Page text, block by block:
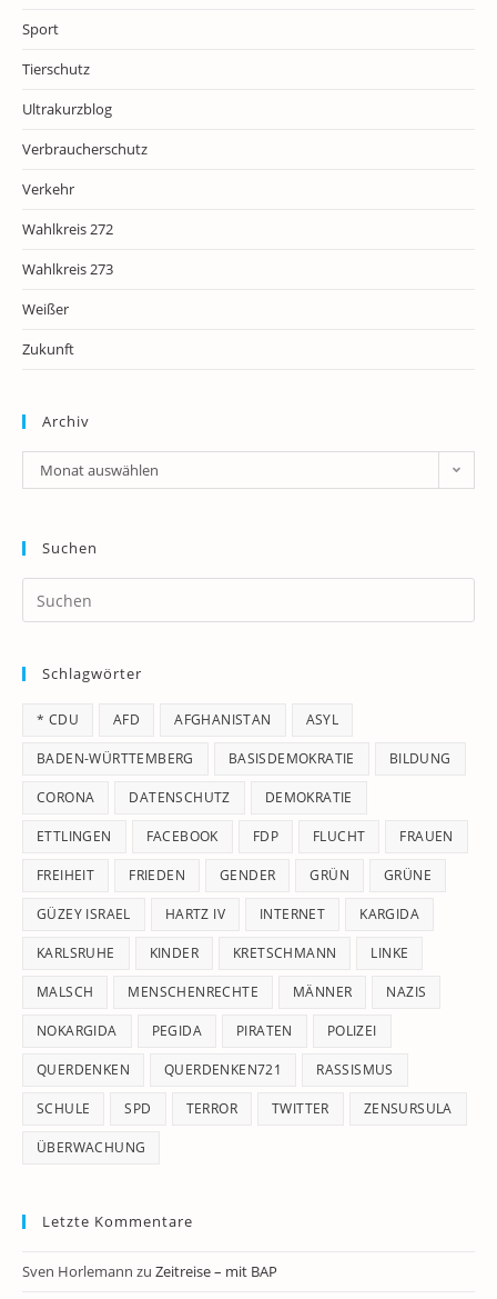
Sport
Tierschutz
Ultrakurzblog
Verbraucherschutz
Verkehr
Wahlkreis 272
Wahlkreis 273
Weißer
Zukunft
Archiv
Archiv
Monat auswählen
Suchen
Schlagwörter
* CDU AFD AFGHANISTAN ASYL
BADEN-WÜRTTEMBERG BASISDEMOKRATIE BILDUNG
CORONA DATENSCHUTZ DEMOKRATIE
ETTLINGEN FACEBOOK FDP FLUCHT FRAUEN
FREIHEIT FRIEDEN GENDER GRÜN GRÜNE
GÜZEY ISRAEL HARTZ IV INTERNET KARGIDA
KARLSRUHE KINDER KRETSCHMANN LINKE
MALSCH MENSCHENRECHTE MÄNNER NAZIS
NOKARGIDA PEGIDA PIRATEN POLIZEI
QUERDENKEN QUERDENKEN721 RASSISMUS
SCHULE SPD TERROR TWITTER ZENSURSULA
ÜBERWACHUNG
Letzte Kommentare
Sven Horlemann zu Zeitreise – mit BAP